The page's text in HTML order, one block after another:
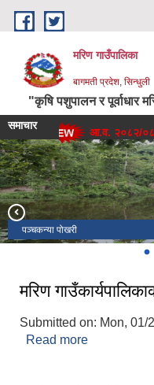
Skip to main content
मरिण गाउँपालिका
बागमती प्रदेश, सिन्धुली
"कृषि पशुपालन र पूर्वाधार
समाचार
आ.व. २०८२/०८३ को
पञ्चकन्या पोखरी
मरिण गाउँपालिका
मरिण गाउँपालिका प्रशासकीय भवन
वडा नं. ५ स्थित ऐतिहासिक पन्चकन्या
मरिण
Submitted on: Mon, 01/
Read more